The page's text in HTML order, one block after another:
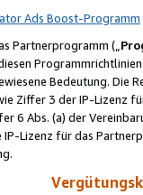
Ads Boost-Programm
Partnerprogramm („
Bedeutung. Die
Ziffer 3 der IP-Lizenz
6 Abs. (a) der
Lizenz für das